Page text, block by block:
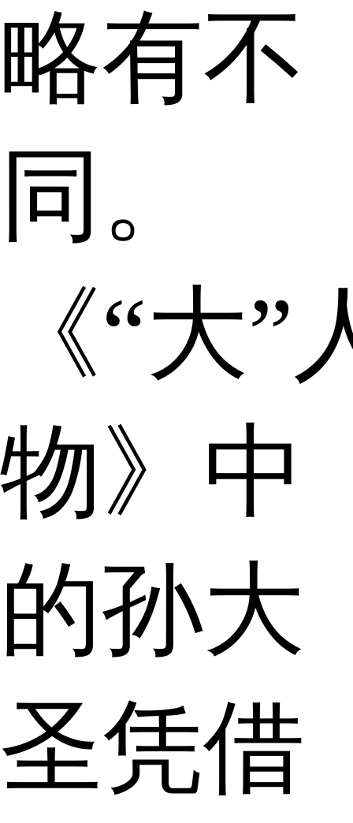
略有不
同。
《“大”
物》中
的孙大
圣凭借